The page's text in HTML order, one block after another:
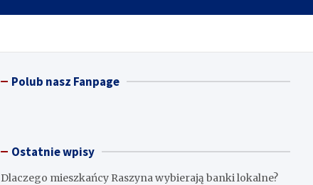
Polub nasz Fanpage
Ostatnie wpisy
Dlaczego mieszkańcy Raszyna wybierają banki lokalne?